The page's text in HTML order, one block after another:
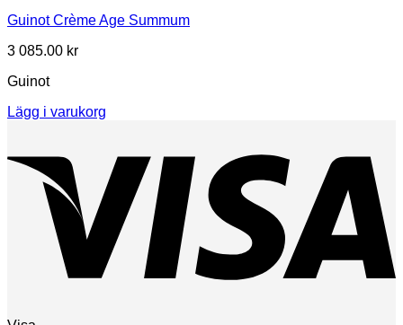
Guinot Crème Age Summum
3 085.00 kr
Guinot
Lägg i varukorg